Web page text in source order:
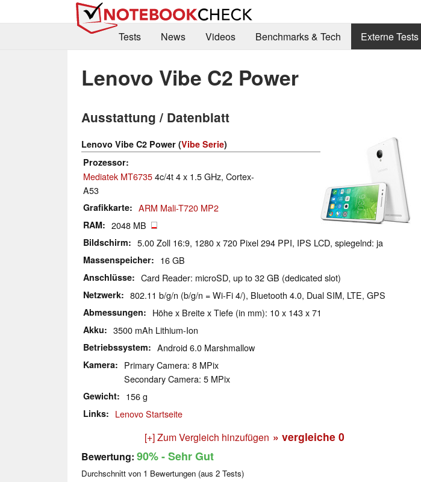
Tests
News Videos Benchmarks & Tech Externe Tests
Lenovo Vibe C2 Power
Ausstattung / Datenblatt
Lenovo Vibe C2 Power (Vibe Serie)
Prozessor
Mediatek MT67354c/4t 4 x 1.5 GHz, Cortex-
A53
Grafikkarte ARM Mali-T720 MP2
RAM 2048 MB
Bildschirm 5.00 Zoll 16:9, 1280 x 720 Pixel 294 PPI, IPS LCD, spiegelnd: ja
Massenspeicher 16 GB
Anschlüsse Card Reader: microSD, up to 32 GB (dedicated slot)
Netzwerk 802.11 b/g/n (b/g/n = Wi-Fi 4/), Bluetooth 4.0, Dual SIM, LTE, GPS
Abmessungen Höhe x Breite x Tiefe (in mm): 10 x 143 x 71
Akku 3500 mAh Lithium-Ion
Betriebssystem Android 6.0 Marshmallow
Kamera
Primary Camera: 8 MPix
Secondary Camera: 5 MPix
Gewicht 156 g
Links Lenovo Startseite
[+] Zum Vergleich hinzufügen » vergleiche 0
Bewertung: 90%- Sehr Gut
Durchschnitt von 1 Bewertungen (aus 2 Tests)